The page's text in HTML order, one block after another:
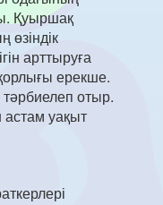
Қуыршақ
өзіндік
арттыруға
ерекше.
отыр.
уақыт